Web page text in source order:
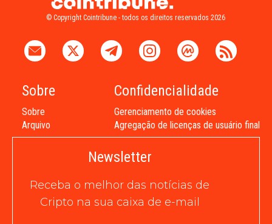
© Copyright Cointribune - todos os direitos reservados 2026
Sobre
Sobre
Arquivo
Confidencialidade
Gerenciamento de cookies
Agregação de licenças de usuário final
Newsletter
Receba o melhor das notícias de
Cripto na sua caixa de e-mail